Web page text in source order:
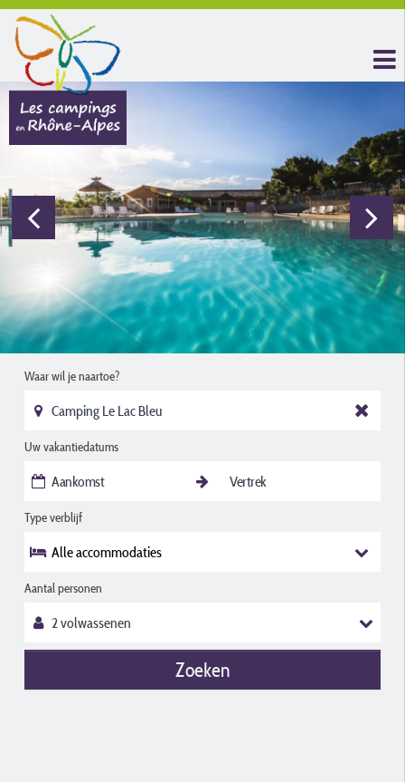
Waar wil je naartoe?
Uw vakantiedatums
Type verblijf
Alle accommodaties
Aantal personen
Zoeken